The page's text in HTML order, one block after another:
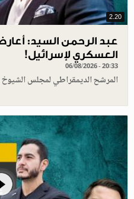
2.20
عبد الرحمن السيد:
العسكري لإسرائيل!
06/08/2026 - 20:33
المرشح الديمقراطي لمجلس